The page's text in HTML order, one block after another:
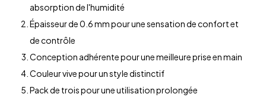
absorption de l'humidité
Épaisseur de 0.6 mm pour une sensation de confort et
de contrôle
Conception adhérente pour une meilleure prise en main
Couleur vive pour un style distinctif
Pack de trois pour une utilisation prolongée